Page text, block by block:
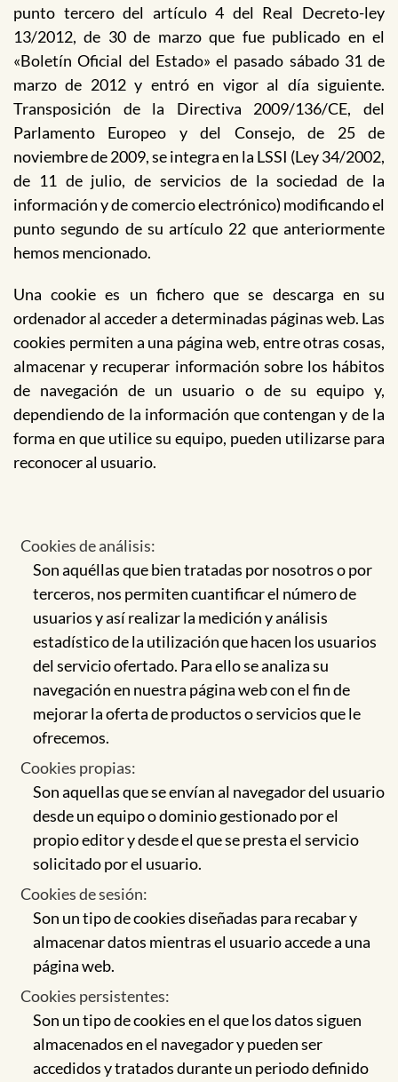
punto tercero del artículo 4 del Real Decreto-ley
13/2012, de 30 de marzo que fue publicado en el
«Boletín Oficial del Estado» el pasado sábado 31 de
marzo de 2012 y entró en vigor al día siguiente.
Transposición de la Directiva 2009/136/CE, del
Parlamento Europeo y del Consejo, de 25 de
noviembre de 2009, se integra en la LSSI (Ley 34/2002,
de 11 de julio, de servicios de la sociedad de la
información y de comercio electrónico) modificando el
punto segundo de su artículo 22 que anteriormente
hemos mencionado.
Una cookie es un fichero que se descarga en su
ordenador al acceder a determinadas páginas web. Las
cookies permiten a una página web, entre otras cosas,
almacenar y recuperar información sobre los hábitos
de navegación de un usuario o de su equipo y,
dependiendo de la información que contengan y de la
forma en que utilice su equipo, pueden utilizarse para
reconocer al usuario.
Cookies de análisis:
Son aquéllas que bien tratadas por nosotros o por
terceros, nos permiten cuantificar el número de
usuarios y así realizar la medición y análisis
estadístico de la utilización que hacen los usuarios
del servicio ofertado. Para ello se analiza su
navegación en nuestra página web con el fin de
mejorar la oferta de productos o servicios que le
ofrecemos.
Cookies propias:
Son aquellas que se envían al navegador del usuario
desde un equipo o dominio gestionado por el
propio editor y desde el que se presta el servicio
solicitado por el usuario.
Cookies de sesión:
Son un tipo de cookies diseñadas para recabar y
almacenar datos mientras el usuario accede a una
página web.
Cookies persistentes:
Son un tipo de cookies en el que los datos siguen
almacenados en el navegador y pueden ser
accedidos y tratados durante un periodo definido